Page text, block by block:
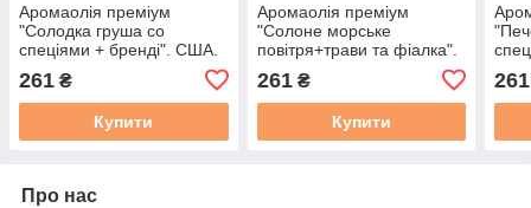
Аромаолія преміум
"Солодка груша со
спеціями + бренді". США.
"Brandied Pear". Candle
Science.
261 ₴
Купити
Аромаолія преміум
"Солоне морське
повітря+трави та фіалка".
США. Заводська уп. 28 г,
"High Tide". CS.
261₴
Купити
261
Про нас